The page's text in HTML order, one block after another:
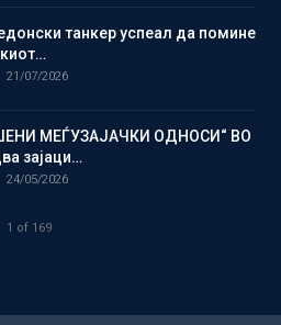
танкер успеал да помине
21/07/2026
МЕЃУЗАЈАЧКИ ОДНОСИ“ ВО
зајаци…
24/05/2026
1 of 169